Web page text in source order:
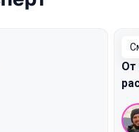
Autumn
От